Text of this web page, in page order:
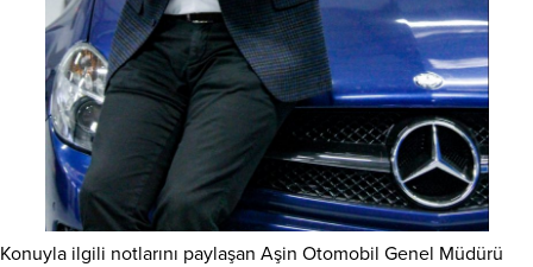
Konuyla ilgili notlarını paylaşan Aşin Otomobil Genel Müdürü